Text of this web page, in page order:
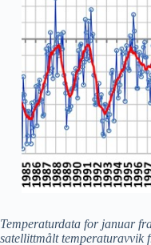
Temperaturdata for januar
satellittmålt temperaturavvik